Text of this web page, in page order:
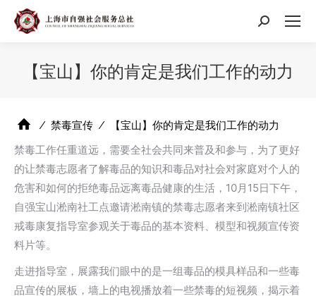
搜
【宝山】你的肯定是我们工作的动力
⁄ 禁毒宣传 ⁄
【宝山】你的肯定是我们工作的动力
禁毒工作任重道远，需要全社会共同来普及和参与，为了更好
的让禁毒志愿者了解毒品的知识和毒品对社会对家庭对个人的
危害和如何的拒绝毒品远离毒品健康的生活，10月15日下午，
自强宝山淞南社工点邀请淞南镇的禁毒志愿者来到淞南镇社区
戒毒康复指导室参观关于毒品的基本资料、模型和视频宣传资
料片等。
走进指导室，展露我们眼中的是一组毒品的模具样品和一些毒
品宣传的展板，墙上的电视播放着一些禁毒的短视频，揭示着